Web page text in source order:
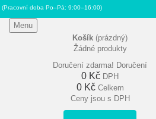
(Pracovní doba Po–Pá: 9:00–16:00)
Menu
Košík (prázdný)
Žádné produkty
Doručení zdarma! Doručení
0 Kč DPH
0 Kč Celkem
Ceny jsou s DPH